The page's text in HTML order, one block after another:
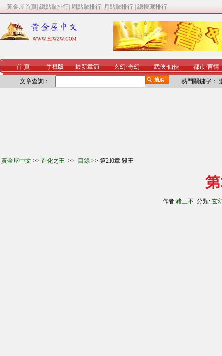
黃金屋首頁 總點擊排行 周點擊排行 月點擊排行 總搜藏排行
首 頁 手機版 最新章節 玄幻·奇幻 武俠·仙俠 都市·言情
文章查詢： 熱門關鍵字：
黃金屋中文 >> 造化之王 >> 目錄 >> 第210章 殺王
作者:豬三不 分類: 玄